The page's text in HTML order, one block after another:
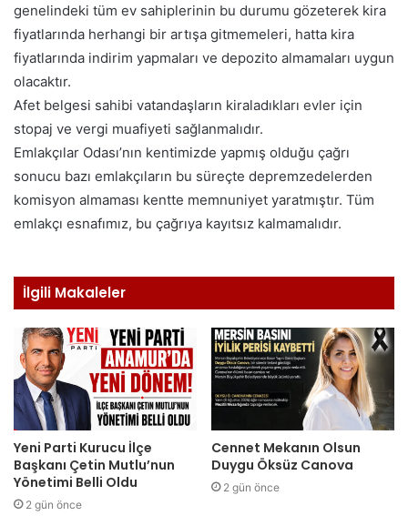
genelindeki tüm ev sahiplerinin bu durumu gözeterek kira
fiyatlarında herhangi bir artışa gitmemeleri, hatta kira
fiyatlarında indirim yapmaları ve depozito almamaları uygun
olacaktır.
Afet belgesi sahibi vatandaşların kiraladıkları evler için
stopaj ve vergi muafiyeti sağlanmalıdır.
Emlakçılar Odası’nın kentimizde yapmış olduğu çağrı
sonucu bazı emlakçıların bu süreçte depremzedelerden
komisyon almaması kentte memnuniyet yaratmıştır. Tüm
emlakçı esnafımız, bu çağrıya kayıtsız kalmamalıdır.
İlgili Makaleler
Yeni Parti Kurucu İlçe
Başkanı Çetin Mutlu’nun
Yönetimi Belli Oldu
2 gün önce
Cennet Mekanın Olsun
Duygu Öksüz Canova
2 gün önce